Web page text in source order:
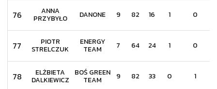
76 ANNA
PRZYBYŁO DANONE 9 82 16 1 0
77 PIOTR
STRELCZUK
ENERGY
TEAM 7 64 24 1 0
78 ELŻBIETA
DALKIEWICZ
BOŚ GREEN
TEAM 9 82 33 0 1